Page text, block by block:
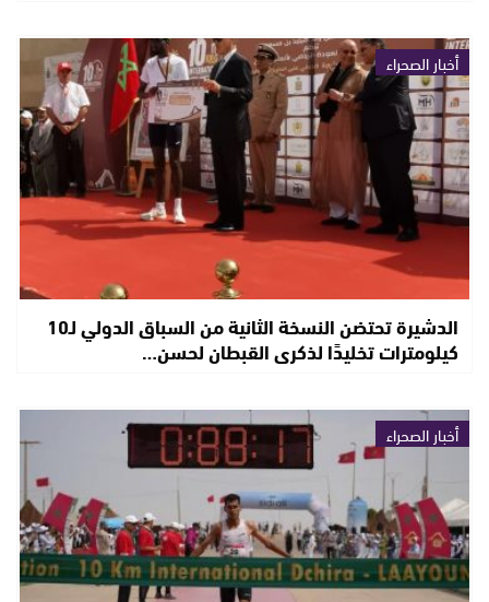
أخبار الصحراء
الدشيرة تحتضن النسخة الثانية من السباق الدولي لـ10
كيلومترات تخليدًا لذكرى القبطان لحسن…
أخبار الصحراء